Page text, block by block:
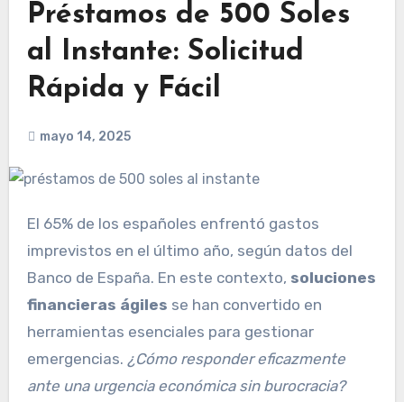
Préstamos de 500 Soles
al Instante: Solicitud
Rápida y Fácil
mayo 14, 2025
El 65% de los españoles enfrentó gastos
imprevistos en el último año, según datos del
Banco de España. En este contexto, soluciones
financieras ágiles se han convertido en
herramientas esenciales para gestionar
emergencias. ¿Cómo responder eficazmente
ante una urgencia económica sin burocracia?